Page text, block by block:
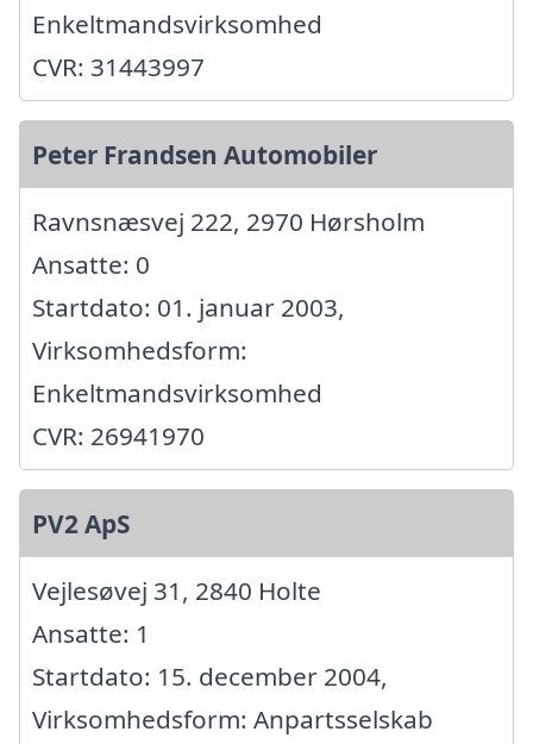
Enkeltmandsvirksomhed
CVR: 31443997
Peter Frandsen Automobiler
Ravnsnæsvej 222, 2970 Hørsholm
Ansatte: 0
Startdato: 01. januar 2003,
Virksomhedsform:
Enkeltmandsvirksomhed
CVR: 26941970
PV2 ApS
Vejlesøvej 31, 2840 Holte
Ansatte: 1
Startdato: 15. december 2004,
Virksomhedsform: Anpartsselskab